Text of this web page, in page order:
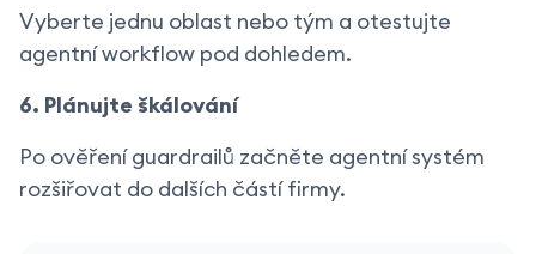
Vyberte jednu oblast nebo tým a otestujte
agentní workflow pod dohledem.
6. Plánujte škálování
Po ověření guardrailů začněte agentní systém
rozšiřovat do dalších částí firmy.